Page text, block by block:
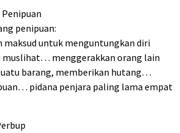
Penipuan
penipuan:
maksud untuk menguntungkan diri
menggerakkan orang lain
barang, memberikan hutang…
pidana penjara paling lama empat